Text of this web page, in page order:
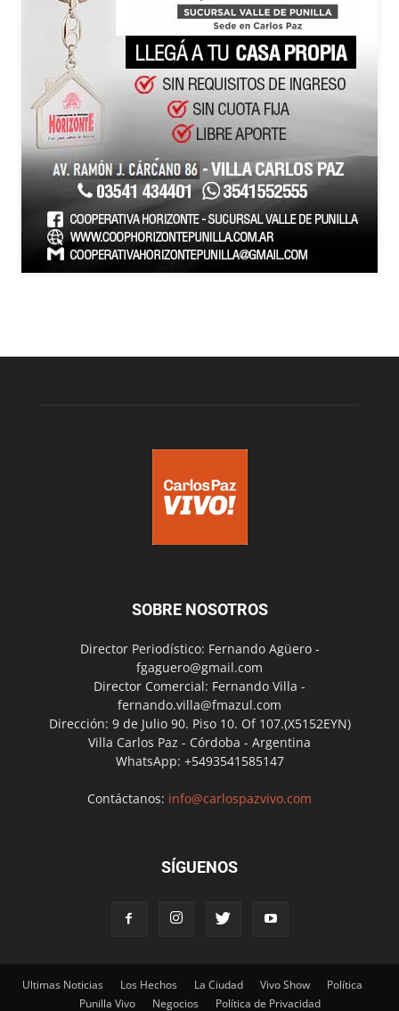
SOBRE NOSOTROS
Director Periodístico: Fernando Agüero -
fgaguero@gmail.com
Director Comercial: Fernando Villa -
fernando.villa@fmazul.com
Dirección: 9 de Julio 90. Piso 10. Of 107.(X5152EYN)
Villa Carlos Paz - Córdoba - Argentina
WhatsApp: +5493541585147
Contáctanos: info@carlospazvivo.com
SÍGUENOS
Ultimas Noticias Los Hechos La Ciudad Vivo Show
Política
Punilla Vivo
Negocios Política de Privacidad